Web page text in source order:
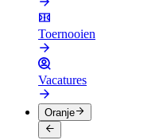
Toernooien
Vacatures
Oranje